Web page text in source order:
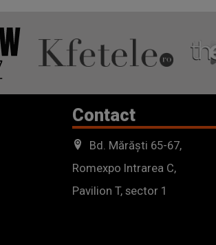
Contact
Bd. Mărăști 65-67,
Romexpo Intrarea C,
Pavilion T, sector 1